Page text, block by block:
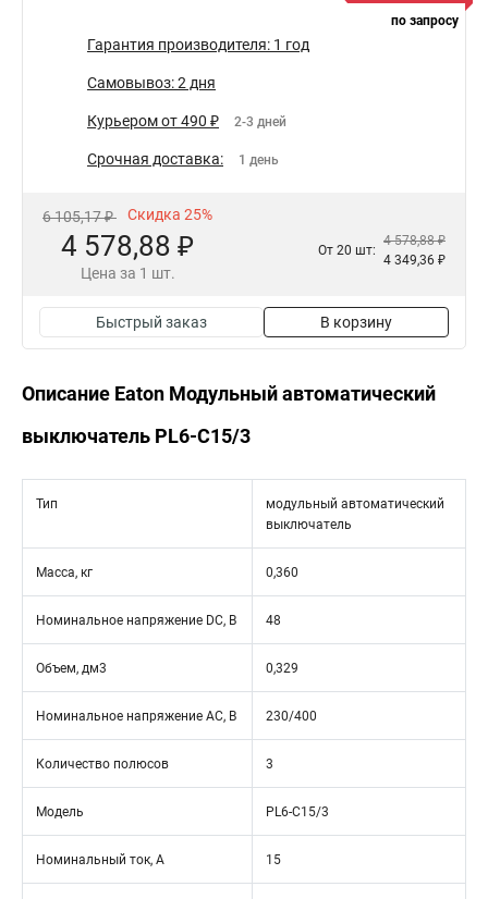
по запросу
Гарантия производителя: 1 год
Самовывоз: 2 дня
Курьером от 490 ₽ 2-3 дней
Срочная доставка: 1 день
6 105,17 ₽ Скидка 25%
4 578,88 ₽
Цена за 1 шт.
От 20 шт:
4 578,88 ₽
4 349,36 ₽
Быстрый заказ В корзину
Описание Eaton Модульный автоматический
выключатель PL6-C15/3
Тип
модульный автоматический
выключатель
Масса, кг 0,360
Номинальное напряжение DC, В 48
Объем, дм3 0,329
Номинальное напряжение АС, В 230/400
Количество полюсов 3
Модель PL6-C15/3
Номинальный ток, А 15